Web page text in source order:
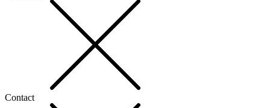
Contact